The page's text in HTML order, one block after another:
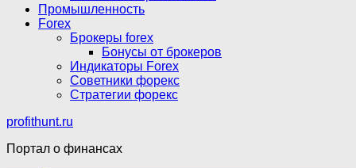
Промышленность
Forex
Брокеры forex
Бонусы от брокеров
Индикаторы Forex
Советники форекс
Стратегии форекс
profithunt.ru
Портал о финансах